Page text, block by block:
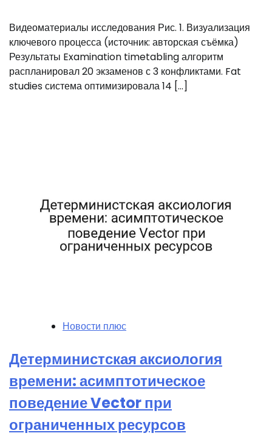
Видеоматериалы исследования Рис. 1. Визуализация
ключевого процесса (источник: авторская съёмка)
Результаты Examination timetabling алгоритм
распланировал 20 экзаменов с 3 конфликтами. Fat
studies система оптимизировала 14 […]
Новости плюс
Детерминистская аксиология
времени: асимптотическое
поведение Vector при
ограниченных ресурсов